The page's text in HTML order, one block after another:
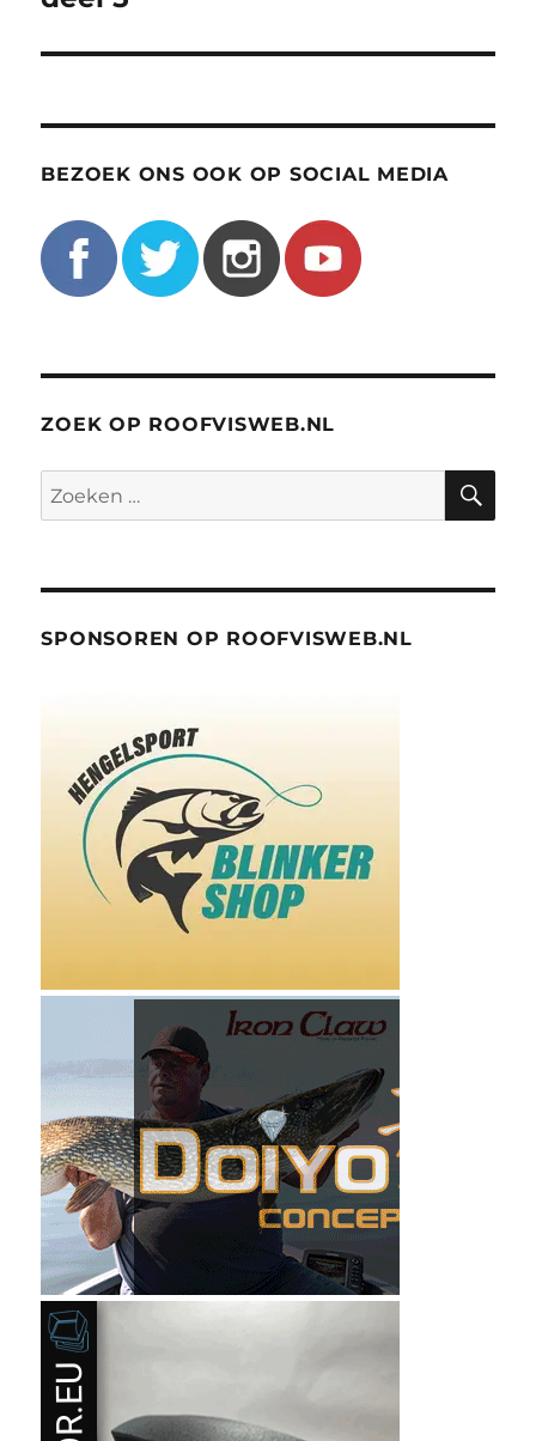
BEZOEK ONS OOK OP SOCIAL MEDIA
ZOEK OP ROOFVISWEB.NL
Zoeken
naar:
SPONSOREN OP ROOFVISWEB.NL